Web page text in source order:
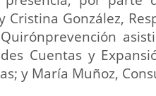
González,
Cuentas y
y María Muñoz,